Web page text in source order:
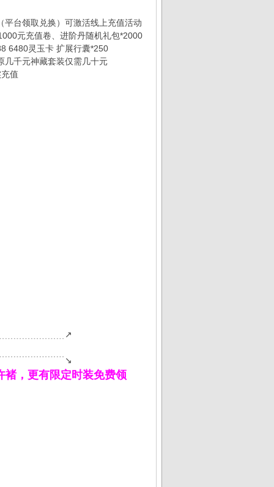
台领取兑换）可激活线上充值活动
元充值卷、进阶丹随机礼包*2000
6480灵玉卡 扩展行囊*250
几千元神藏套装仅需几十元
值
褚，更有限定时装免费领